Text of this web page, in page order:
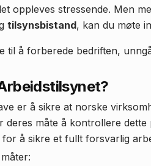
oppleves stressende. Men
tilsynsbistand, kan du møte
til å forberede bedriften,
er å sikre at norske
deres måte å kontrollere
å sikre et fullt forsvarlig